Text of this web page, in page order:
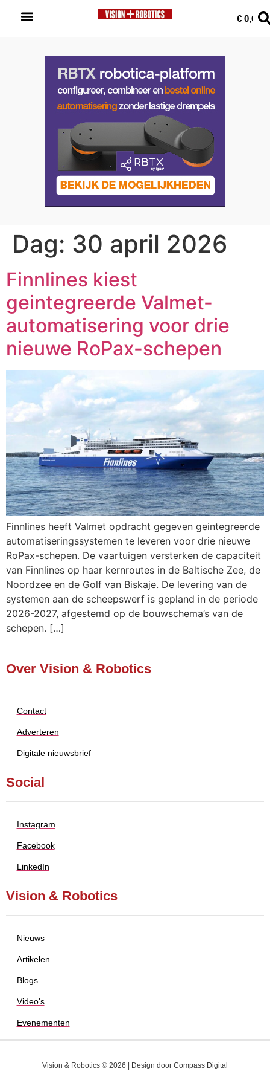
€ 0,00 0
Dag: 30 april 2026
Finnlines kiest
geintegreerde Valmet-
automatisering voor drie
nieuwe RoPax-schepen
Finnlines heeft Valmet opdracht gegeven geintegreerde
automatiseringssystemen te leveren voor drie nieuwe
RoPax-schepen. De vaartuigen versterken de capaciteit
van Finnlines op haar kernroutes in de Baltische Zee, de
Noordzee en de Golf van Biskaje. De levering van de
systemen aan de scheepswerf is gepland in de periode
2026-2027, afgestemd op de bouwschema’s van de
schepen. […]
Over Vision & Robotics
Contact
Adverteren
Digitale nieuwsbrief
Social
Instagram
Facebook
LinkedIn
Vision & Robotics
Nieuws
Artikelen
Blogs
Video's
Evenementen
Vision & Robotics © 2026 | Design door Compass Digital